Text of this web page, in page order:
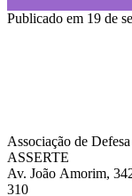
Publicado em 19 de
Associação de
ASSERTE
Av. João Amorim,
310